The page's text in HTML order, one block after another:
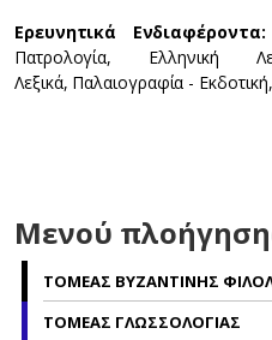
Ερευνητικά Ενδιαφέροντα:
Πατρολογία, Ελληνική
Λεξικά, Παλαιογραφία -
Μενού
ΤΟΜΕΑΣ ΒΥΖΑΝΤΙΝΗΣ
ΤΟΜΕΑΣ ΓΛΩΣΣΟΛΟΓΙΑΣ